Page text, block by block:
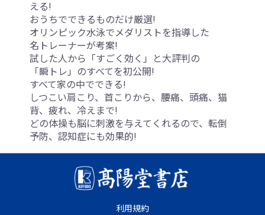
える!
おうちでできるものだけ厳選!
オリンピック水泳でメダリストを指導した
名トレーナーが考案!
試した人から「すごく効く」と大評判の
「瞬トレ」のすべてを初公開!
すべて家の中でできる!
しつこい肩こり、首こりから、腰痛、頭痛、猫
背、疲れ、冷えまで!
どの体操も脳に刺激を与えてくれるので、転倒
予防、認知症にも効果的!
利用規約